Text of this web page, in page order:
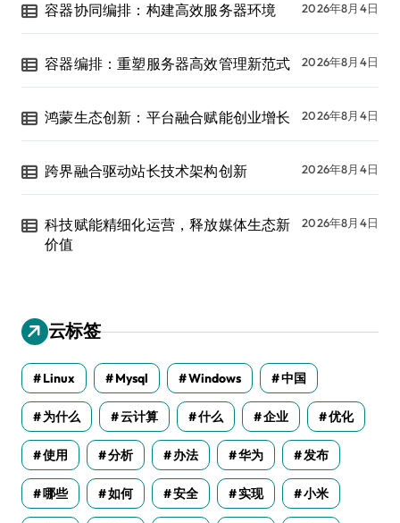
容器协同编排：构建高效服务器环境 2026年8月4日
容器编排：重塑服务器高效管理新范式 2026年8月4日
鸿蒙生态创新：平台融合赋能创业增长 2026年8月4日
跨界融合驱动站长技术架构创新 2026年8月4日
科技赋能精细化运营，释放媒体生态新
价值
2026年8月4日
云标签
Linux Mysql Windows 中国
为什么 云计算 什么 企业 优化
使用 分析 办法 华为 发布
哪些 如何 安全 实现 小米